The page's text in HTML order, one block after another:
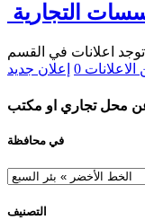
التجارية
توجد اعلانات في القسم
الاعلانات 0 إعلان جديد
محل تجاري او مكتب
في محافظة
التصنيف